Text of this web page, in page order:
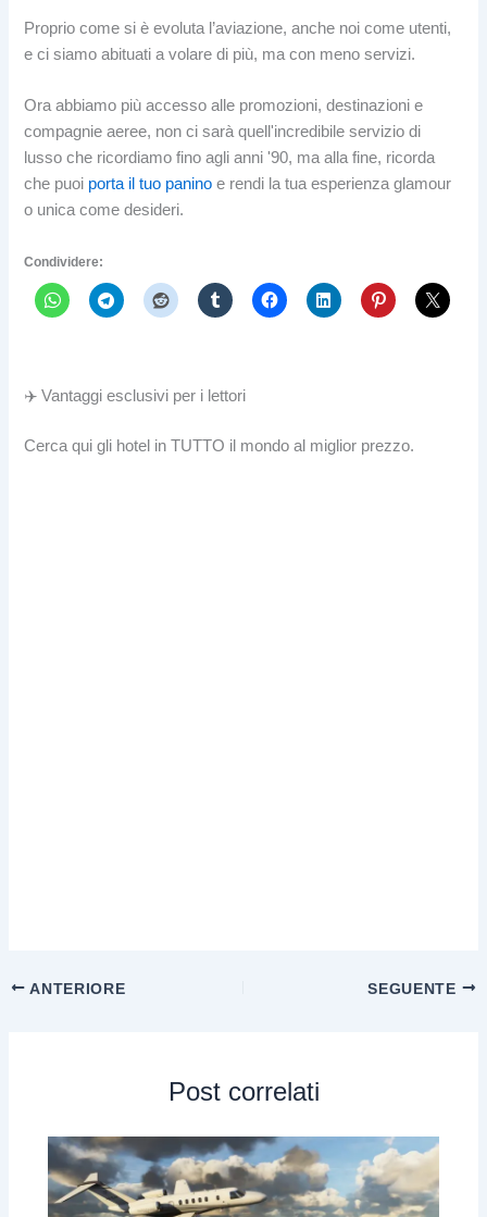
Proprio come si è evoluta l’aviazione, anche noi come utenti,
e ci siamo abituati a volare di più, ma con meno servizi.
Ora abbiamo più accesso alle promozioni, destinazioni e
compagnie aeree, non ci sarà quell'incredibile servizio di
lusso che ricordiamo fino agli anni '90, ma alla fine, ricorda
che puoi porta il tuo panino e rendi la tua esperienza glamour
o unica come desideri.
Condividere:
✈️ Vantaggi esclusivi per i lettori
Cerca qui gli hotel in TUTTO il mondo al miglior prezzo.
ANTERIORE SEGUENTE
Post correlati